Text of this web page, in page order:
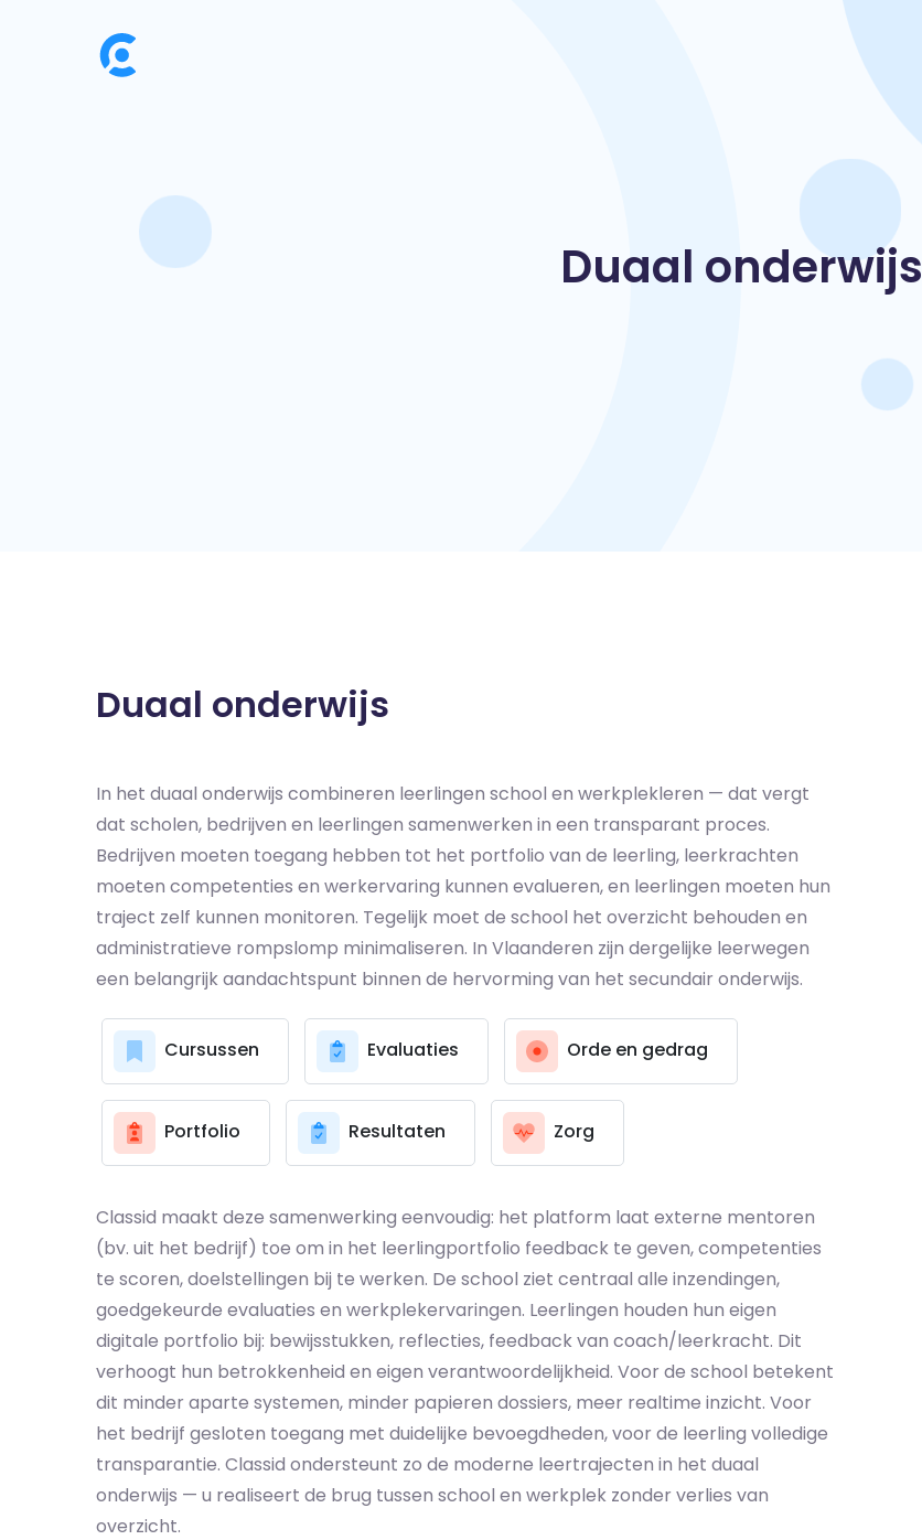
Duaal onderwijs
Duaal onderwijs
In het duaal onderwijs combineren leerlingen school en werkplekleren — dat vergt
dat scholen, bedrijven en leerlingen samenwerken in een transparant proces.
Bedrijven moeten toegang hebben tot het portfolio van de leerling, leerkrachten
moeten competenties en werkervaring kunnen evalueren, en leerlingen moeten hun
traject zelf kunnen monitoren. Tegelijk moet de school het overzicht behouden en
administratieve rompslomp minimaliseren. In Vlaanderen zijn dergelijke leerwegen
een belangrijk aandachtspunt binnen de hervorming van het secundair onderwijs.
Cursussen Evaluaties Orde en gedrag
Portfolio Resultaten Zorg
Classid maakt deze samenwerking eenvoudig: het platform laat externe mentoren
(bv. uit het bedrijf) toe om in het leerling­portfolio feedback te geven, competenties
te scoren, doelstellingen bij te werken. De school ziet centraal alle inzendingen,
goedgekeurde evaluaties en werkplekervaringen. Leerlingen houden hun eigen
digitale portfolio bij: bewijsstukken, reflecties, feedback van coach/leerkracht. Dit
verhoogt hun betrokkenheid en eigen verantwoordelijkheid. Voor de school betekent
dit minder aparte systemen, minder papieren dossiers, meer realtime inzicht. Voor
het bedrijf gesloten toegang met duidelijke bevoegdheden, voor de leerling volledige
transparantie. Classid ondersteunt zo de moderne leertrajecten in het duaal
onderwijs — u realiseert de brug tussen school en werkplek zonder verlies van
overzicht.